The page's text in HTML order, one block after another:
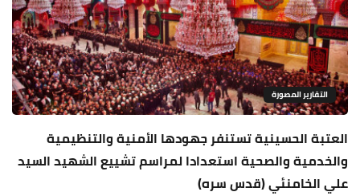
التقارير المصورة
العتبة الحسينية تستنفر جهودها الأمنية والتنظيمية
والخدمية والصحية استعدادا لمراسم تشييع الشهيد السيد
علي الخامنئي (قدس سره)